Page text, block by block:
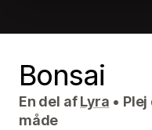
Bonsai
En del afLyra •
måde